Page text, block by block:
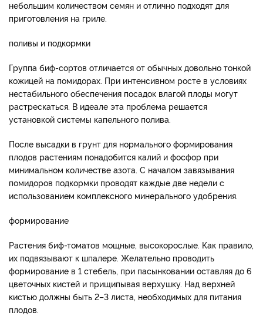
небольшим количеством семян и отлично подходят для
приготовления на гриле.
поливы и подкормки
Группа биф-сортов отличается от обычных довольно тонкой
кожицей на помидорах. При интенсивном росте в условиях
нестабильного обеспечения посадок влагой плоды могут
растрескаться. В идеале эта проблема решается
установкой системы капельного полива.
После высадки в грунт для нормального формирования
плодов растениям понадобится калий и фосфор при
минимальном количестве азота. С началом завязывания
помидоров подкормки проводят каждые две недели с
использованием комплексного минерального удобрения.
формирование
Растения биф-томатов мощные, высокорослые. Как правило,
их подвязывают к шпалере. Желательно проводить
формирование в 1 стебель, при пасынковании оставляя до 6
цветочных кистей и прищипывая верхушку. Над верхней
кистью должны быть 2–3 листа, необходимых для питания
плодов.